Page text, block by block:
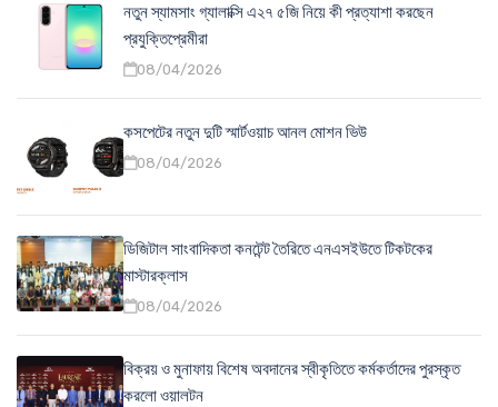
নতুন স্যামসাং গ্যালাক্সি এ২৭ ৫জি নিয়ে কী প্রত্যাশা করছেন
প্রযুক্তিপ্রেমীরা
08/04/2026
কসপেটের নতুন দুটি স্মার্টওয়াচ আনল মোশন ভিউ
08/04/2026
ডিজিটাল সাংবাদিকতা কনটেন্ট তৈরিতে এনএসইউতে টিকটকের
মাস্টারক্লাস
08/04/2026
বিক্রয় ও মুনাফায় বিশেষ অবদানের স্বীকৃতিতে কর্মকর্তাদের পুরস্কৃত
করলো ওয়ালটন